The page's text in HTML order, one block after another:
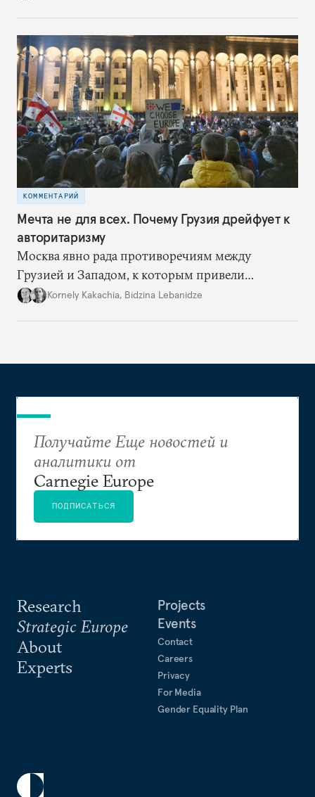
выборы, Россия может опереться на
антизападные политические силы и сыграть на
недовольстве экономической ситуацией
КОММЕНТАРИЙ
Мечта не для всех. Почему Грузия дрейфует к
авторитаризму
Москва явно рада противоречиям между
Грузией и Западом, к которым привели
действия «Грузинской мечты». Кремль
Kornely Kakachia, Bidzina Lebanidze
Research
Strategic Europe
About
Experts
Projects
Events
Contact
Careers
Privacy
For Media
Gender Equality Plan
Получайте Еще новостей и
аналитики от
Carnegie Europe
ПОДПИСАТЬСЯ